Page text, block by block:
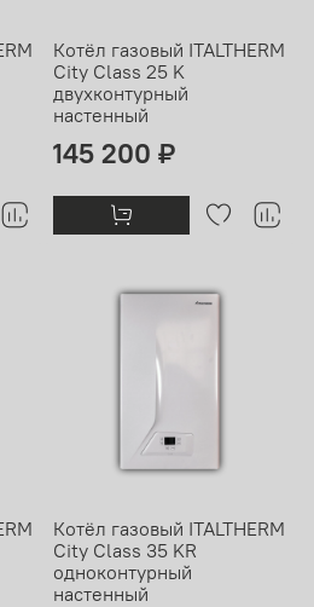
Котёл газовый ITALTHERM
City Class 25 K
двухконтурный
настенный
145 200 ₽
Котёл газовый ITALTHERM
City Class 35 KR
одноконтурный
настенный